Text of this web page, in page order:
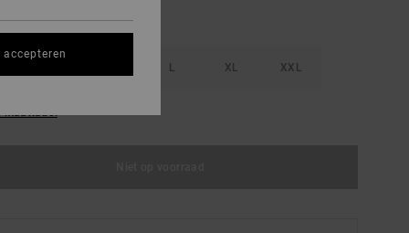
L XL XXL
accepteren